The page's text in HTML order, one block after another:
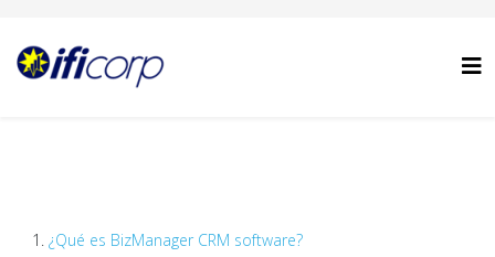
¿Qué es BizManager CRM software?